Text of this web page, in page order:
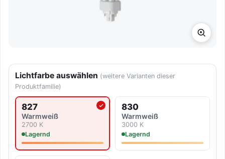
Lichtfarbe auswählen (weitere Varianten dieser
Produktfamilie)
827
Warmweiß
2700 K
Lagernd
Aktuell ausgewählte Lichtfarbe
830
Warmweiß
3000 K
Lagernd